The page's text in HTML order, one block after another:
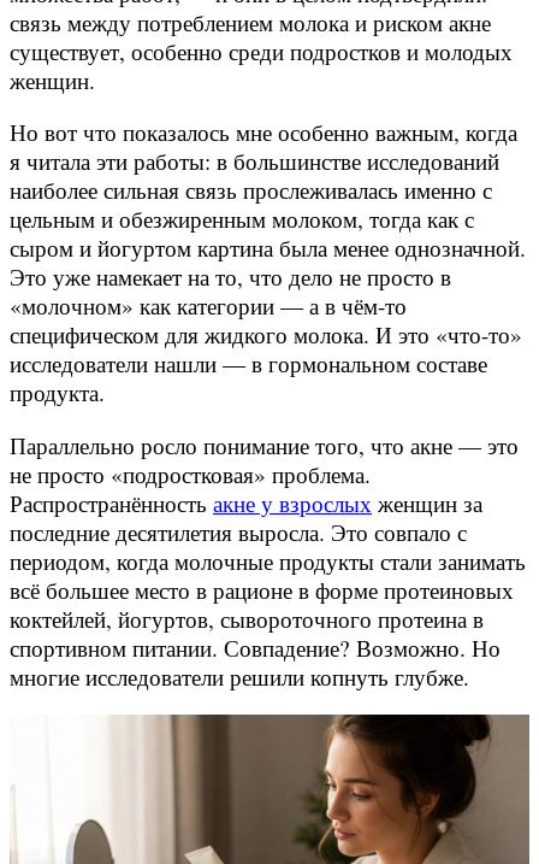
связь между потреблением молока и риском акне
существует, особенно среди подростков и молодых
женщин.
Но вот что показалось мне особенно важным, когда
я читала эти работы: в большинстве исследований
наиболее сильная связь прослеживалась именно с
цельным и обезжиренным молоком, тогда как с
сыром и йогуртом картина была менее однозначной.
Это уже намекает на то, что дело не просто в
«молочном» как категории — а в чём-то
специфическом для жидкого молока. И это «что-то»
исследователи нашли — в гормональном составе
продукта.
Параллельно росло понимание того, что акне — это
не просто «подростковая» проблема.
Распространённость акне у взрослых женщин за
последние десятилетия выросла. Это совпало с
периодом, когда молочные продукты стали занимать
всё большее место в рационе в форме протеиновых
коктейлей, йогуртов, сывороточного протеина в
спортивном питании. Совпадение? Возможно. Но
многие исследователи решили копнуть глубже.